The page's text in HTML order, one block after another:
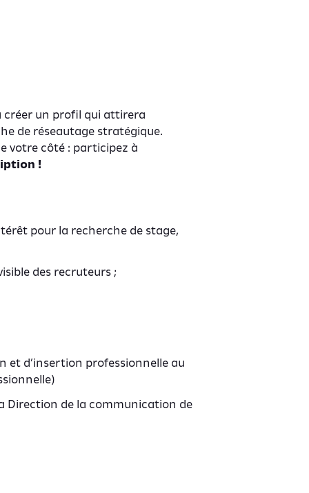
créer un profil qui attirera
de réseautage stratégique.
votre côté : participez à
!
pour la recherche de stage,
des recruteurs ;
et d’insertion professionnelle au
Direction de la communication de